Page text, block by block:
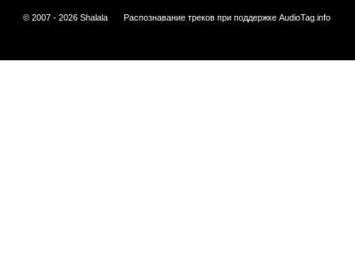
© 2007 - 2026 Shalala Распознавание треков при поддержке AudioTag.info